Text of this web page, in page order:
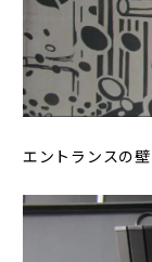
エントランスの